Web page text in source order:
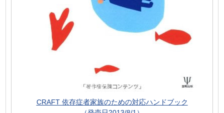
CRAFT 依存症者家族のための対応ハンドブック